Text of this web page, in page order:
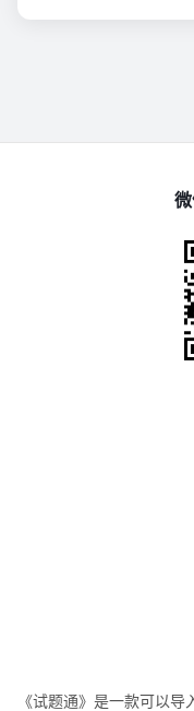
《试题通》是一款可以